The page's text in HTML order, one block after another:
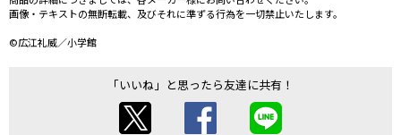
画像・テキストの無断転載、及びそれに準ずる行為を一切禁止いたします。
©広江礼威／小学館
「いいね」と思ったら友達に共有！